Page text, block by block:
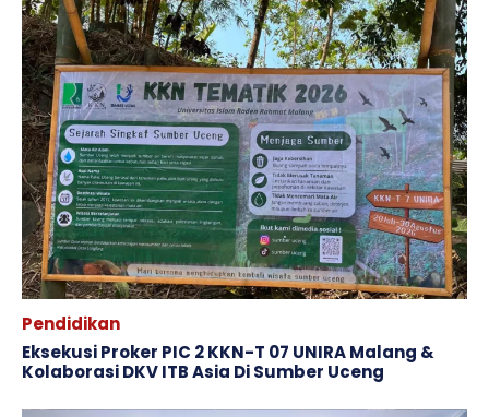
Pendidikan
Eksekusi Proker PIC 2 KKN-T 07 UNIRA Malang &
Kolaborasi DKV ITB Asia Di Sumber Uceng